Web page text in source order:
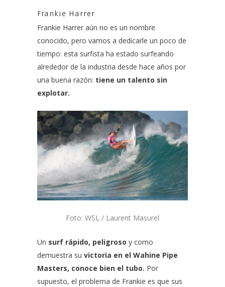
Frankie Harrer
Frankie Harrer aún no es un nombre
conocido, pero vamos a dedicarle un poco de
tiempo: esta surfista ha estado surfeando
alrededor de la industria desde hace años por
una buena razón: tiene un talento sin
explotar.
Foto: WSL / Laurent Masurel
Un surf rápido, peligroso y como
demuestra su victoria en el Wahine Pipe
Masters, conoce bien el tubo. Por
supuesto, el problema de Frankie es que sus